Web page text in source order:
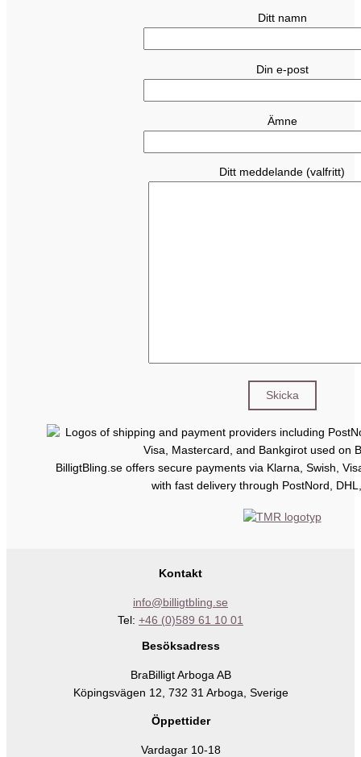
Ditt namn
Din e-post
Ämne
Ditt meddelande (valfritt)
BilligtBling.se offers secure payments via Klarna, Swish,
with fast delivery through PostNord,
Kontakt
info@billigtbling.se
Tel: +46 (0)589 61 10 01
Besöksadress
BraBilligt Arboga AB
Köpingsvägen 12, 732 31 Arboga, Sverige
Öppettider
Vardagar 10-18